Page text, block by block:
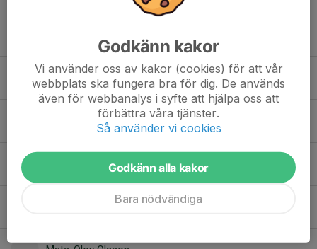
Magnus Eklund
Marcus Westerlund
Martin Ingvarsson
Godkänn kakor
Vi använder oss av kakor (cookies) för att vår
webbplats ska fungera bra för dig. De används
även för webbanalys i syfte att hjälpa oss att
förbättra våra tjänster.
Så använder vi cookies
Godkänn alla kakor
Bara nödvändiga